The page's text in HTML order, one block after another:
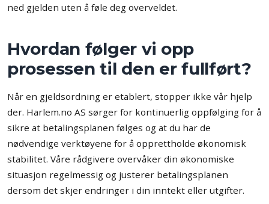
ned gjelden uten å føle deg overveldet.
Hvordan følger vi opp
prosessen til den er fullført?
Når en gjeldsordning er etablert, stopper ikke vår hjelp
der. Harlem.no AS sørger for kontinuerlig oppfølging for å
sikre at betalingsplanen følges og at du har de
nødvendige verktøyene for å opprettholde økonomisk
stabilitet. Våre rådgivere overvåker din økonomiske
situasjon regelmessig og justerer betalingsplanen
dersom det skjer endringer i din inntekt eller utgifter.